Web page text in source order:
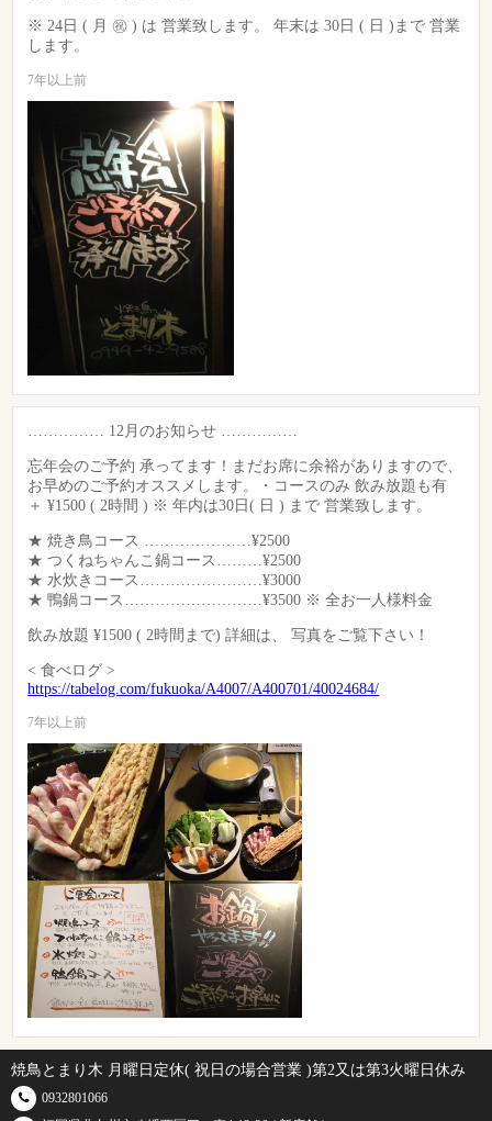
※ 24日 ( 月 ㊗️ ) は 営業致します。 年末は 30日 ( 日 )まで 営業
します。
7年以上前
…………… 12月のお知らせ ……………
忘年会のご予約 承ってます！まだお席に余裕がありますので、
お早めのご予約オススメします。・コースのみ 飲み放題も有
＋ ¥1500 ( 2時間 ) ※ 年内は30日( 日 ) まで 営業致します。
★ 焼き鳥コース …………………¥2500
★ つくねちゃんこ鍋コース………¥2500
★ 水炊きコース……………………¥3000
★ 鴨鍋コース………………………¥3500 ※ 全お一人様料金
飲み放題 ¥1500 ( 2時間まで) 詳細は、 写真をご覧下さい！
< 食べログ >
https://tabelog.com/fukuoka/A4007/A400701/40024684/
7年以上前
焼鳥とまり木 月曜日定休( 祝日の場合営業 )第2又は第3火曜日休み
0932801066